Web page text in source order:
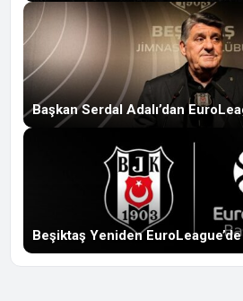
Başkan Serdal Adalı’dan
Beşiktaş Yeniden EuroLeague’de